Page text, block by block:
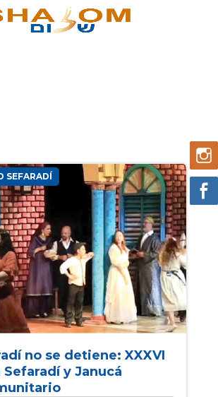
SEFARADÍ
no se detiene: XXXVI
Sefaradí y Janucá